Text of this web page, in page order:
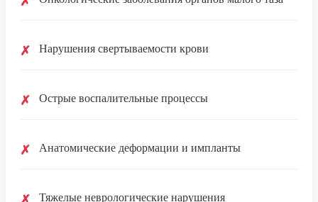
✗ Нарушения свертываемости крови
✗ Острые воспалительные процессы
✗ Анатомические деформации и импланты
Тяжелые неврологические нарушения